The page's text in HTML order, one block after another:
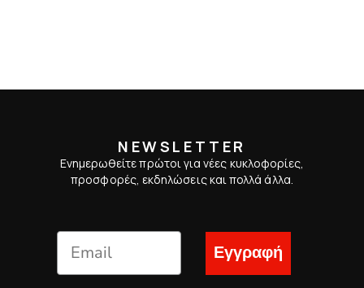
NEWSLETTER
Ενημερωθείτε πρώτοι για νέες κυκλοφορίες,
προσφορές, εκδηλώσεις και πολλά άλλα.
Εγγραφή